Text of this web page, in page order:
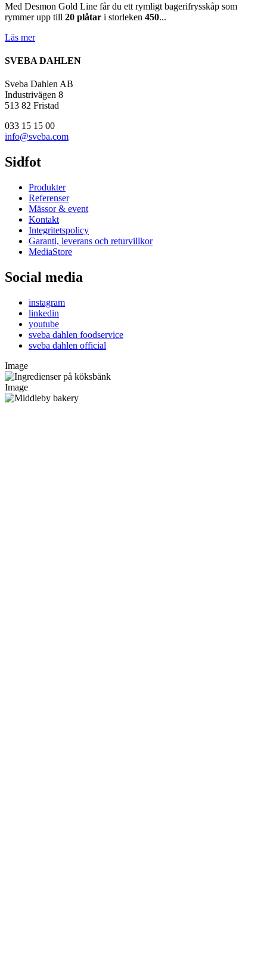
Med Desmon Gold Line får du ett rymligt bagerifrysskåp som
rymmer upp till 20 plåtar i storleken 450...
Läs mer
SVEBA DAHLEN
Sveba Dahlen AB
Industrivägen 8
513 82 Fristad
033 15 15 00
info@sveba.com
Sidfot
Produkter
Referenser
Mässor & event
Kontakt
Integritetspolicy
Garanti, leverans och returvillkor
MediaStore
Social media
instagram
linkedin
youtube
sveba dahlen foodservice
sveba dahlen official
Image
Image